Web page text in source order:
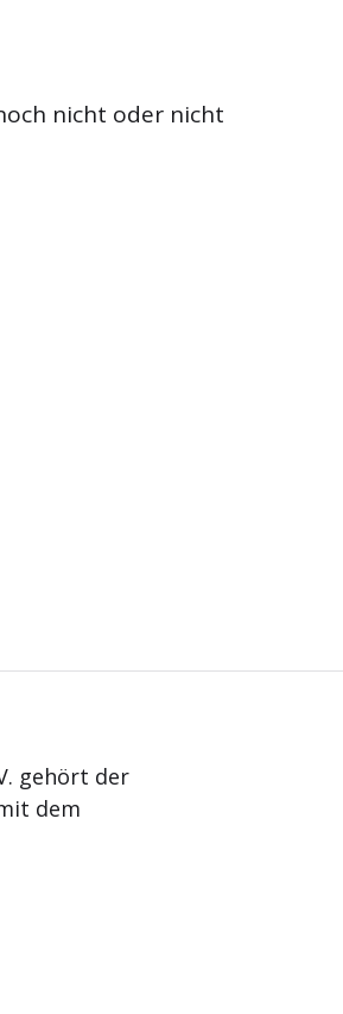
nicht oder nicht
gehört der
dem